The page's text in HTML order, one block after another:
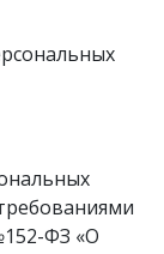
ФЗ «О